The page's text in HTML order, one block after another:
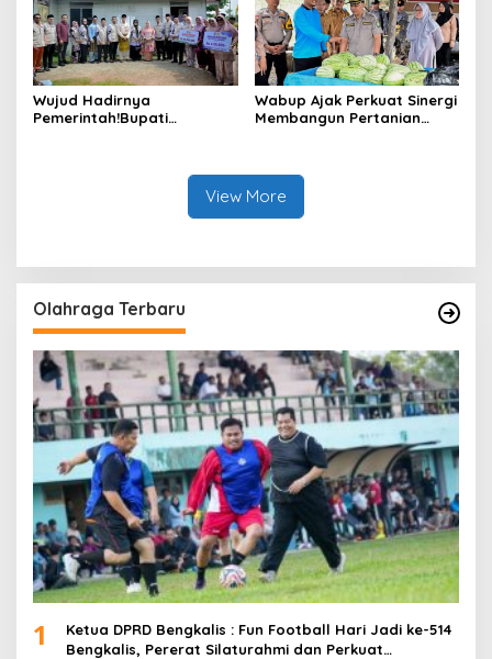
Wujud Hadirnya
Pemerintah!Bupati
Wabup Ajak Perkuat Sinergi
Membangun Pertanian
View More
Olahraga Terbaru
1
Ketua DPRD Bengkalis : Fun Football Hari Jadi ke-514
Bengkalis, Pererat Silaturahmi dan Perkuat